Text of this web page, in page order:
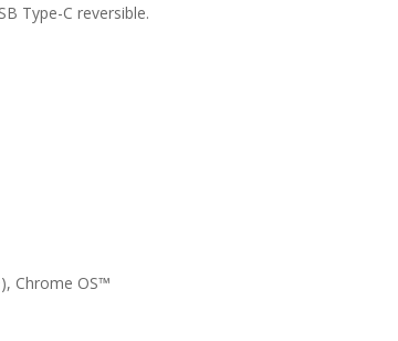
Type-C reversible.
Chrome OS™